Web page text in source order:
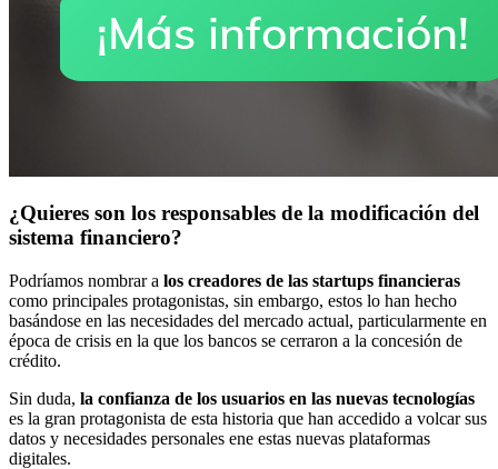
¿Quieres son los responsables de la modificación del
sistema financiero?
Podríamos nombrar a los creadores de las startups financieras
como principales protagonistas, sin embargo, estos lo han hecho
basándose en las necesidades del mercado actual, particularmente en
época de crisis en la que los bancos se cerraron a la concesión de
crédito.
Sin duda, la confianza de los usuarios en las nuevas tecnologías
es la gran protagonista de esta historia que han accedido a volcar sus
datos y necesidades personales ene estas nuevas plataformas
digitales.